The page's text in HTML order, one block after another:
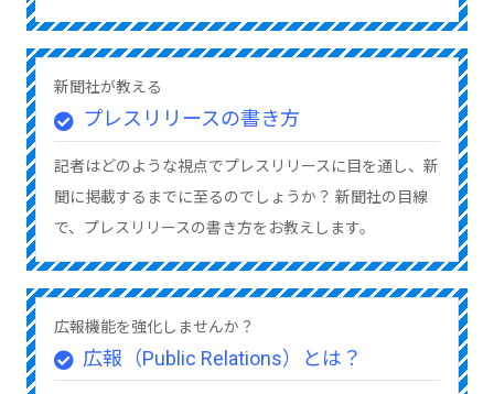
新聞社が教える
プレスリリースの書き方
記者はどのような視点でプレスリリースに目を通し、新
聞に掲載するまでに至るのでしょうか？ 新聞社の目線
で、プレスリリースの書き方をお教えします。
広報機能を強化しませんか？
広報（Public Relations）とは？